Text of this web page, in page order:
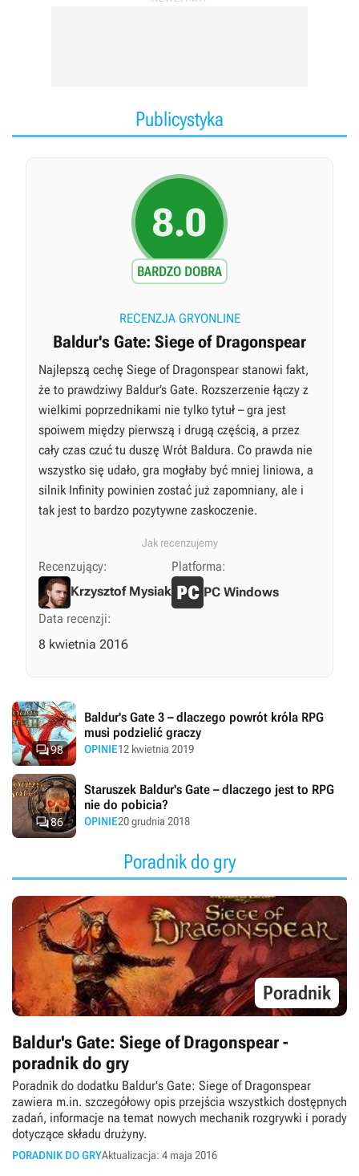
Publicystyka
8.0
BARDZO DOBRA
RECENZJA GRYONLINE
Baldur's Gate: Siege of Dragonspear
Najlepszą cechę Siege of Dragonspear stanowi fakt,
że to prawdziwy Baldur’s Gate. Rozszerzenie łączy z
wielkimi poprzednikami nie tylko tytuł – gra jest
spoiwem między pierwszą i drugą częścią, a przez
cały czas czuć tu duszę Wrót Baldura. Co prawda nie
wszystko się udało, gra mogłaby być mniej liniowa, a
silnik Infinity powinien zostać już zapomniany, ale i
tak jest to bardzo pozytywne zaskoczenie.
Jak recenzujemy
Recenzujący:
Krzysztof Mysiak
Platforma:
PC Windows
Data recenzji:
8 kwietnia 2016
98
Baldur's Gate 3 – dlaczego powrót króla RPG
musi podzielić graczy
OPINIE12 kwietnia 2019
86
Staruszek Baldur's Gate – dlaczego jest to RPG
nie do pobicia?
OPINIE20 grudnia 2018
Poradnik do gry
Poradnik
Baldur's Gate: Siege of Dragonspear -
poradnik do gry
Poradnik do dodatku Baldur's Gate: Siege of Dragonspear
zawiera m.in. szczegółowy opis przejścia wszystkich dostępnych
zadań, informacje na temat nowych mechanik rozgrywki i porady
dotyczące składu drużyny.
PORADNIK DO GRYAktualizacja: 4 maja 2016